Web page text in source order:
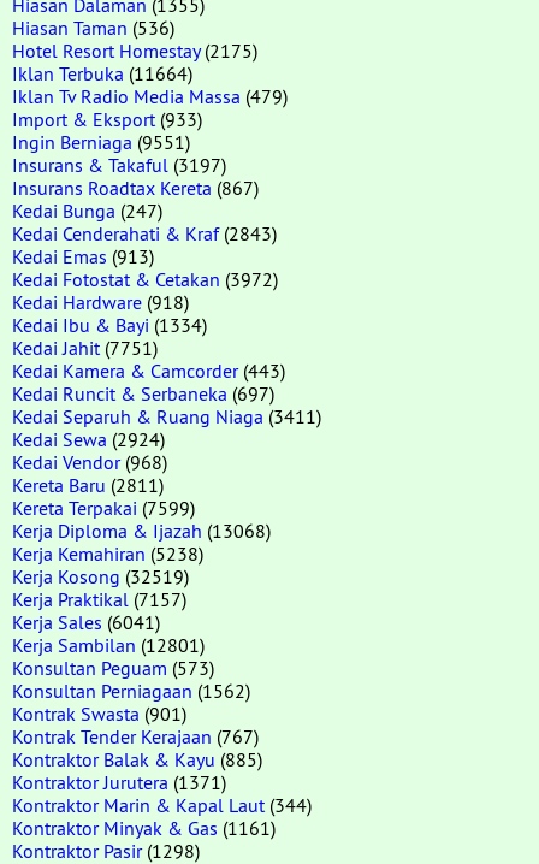
Hiasan Taman (536)
Hotel Resort Homestay(2175)
Iklan Terbuka (11664)
Iklan Tv Radio Media Massa (479)
Import & Eksport (933)
Ingin Berniaga (9551)
Insurans & Takaful (3197)
Insurans Roadtax Kereta (867)
Kedai Bunga (247)
Kedai Cenderahati & Kraf(2843)
Kedai Emas (913)
Kedai Fotostat & Cetakan (3972)
Kedai Hardware (918)
Kedai Ibu & Bayi (1334)
Kedai Jahit (7751)
Kedai Kamera & Camcorder(443)
Kedai Runcit & Serbaneka (697)
Kedai Separuh & Ruang Niaga (3411)
Kedai Sewa (2924)
Kedai Vendor(968)
Kereta Baru (2811)
Kereta Terpakai (7599)
Kerja Diploma & Ijazah (13068)
Kerja Kemahiran (5238)
Kerja Kosong (32519)
Kerja Praktikal (7157)
Kerja Sales (6041)
Kerja Sambilan (12801)
Konsultan Peguam (573)
Konsultan Perniagaan (1562)
Kontrak Swasta (901)
Kontrak Tender Kerajaan (767)
Kontraktor Balak & Kayu (885)
Kontraktor Jurutera (1371)
Kontraktor Marin & Kapal Laut (344)
Kontraktor Minyak & Gas (1161)
Kontraktor Pasir(1298)